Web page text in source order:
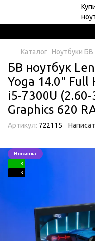
Каталог Ноутбуки БВ
БВ ноутбук
Yoga 14.0" Full
i5-7300U
Graphics 620
Артикул: 722115
Новинка
8
3